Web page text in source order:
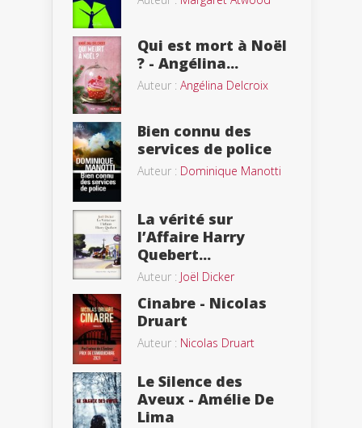
Qui est mort à Noël
? - Angélina...
Auteur : Angélina Delcroix
Bien connu des
services de police
Auteur : Dominique Manotti
La vérité sur
l’Affaire Harry
Quebert...
Auteur : Joël Dicker
Cinabre - Nicolas
Druart
Auteur : Nicolas Druart
Le Silence des
Aveux - Amélie De
Lima